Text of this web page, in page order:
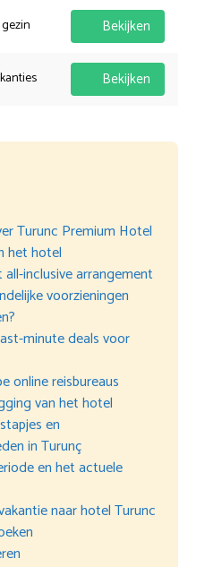
Bekijken
Bekijken
Turunc Premium Hotel
het hotel
inclusive arrangement
voorzieningen
minute deals voor
online reisbureaus
van het hotel
en
in Turunç
en het actuele
naar hotel Turunc